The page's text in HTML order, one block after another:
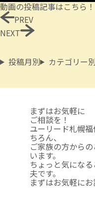
動画の投稿記事はこちら！
PREV
NEXT
投稿月別 カテゴリー別
まずはお気軽に
ご相談を！
ユーリード札幌
ちろん、
ご家族の方から
います。
ちょっと気にな
夫です。
まずはお気軽に